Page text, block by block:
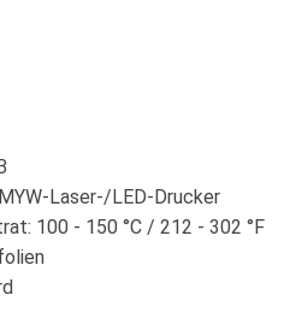
Laser-/LED-Drucker
100 - 150 °C / 212 - 302 °F